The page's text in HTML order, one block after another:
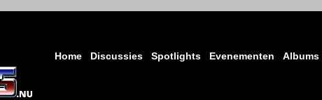
Home Discussies Spotlights Evenementen Albums